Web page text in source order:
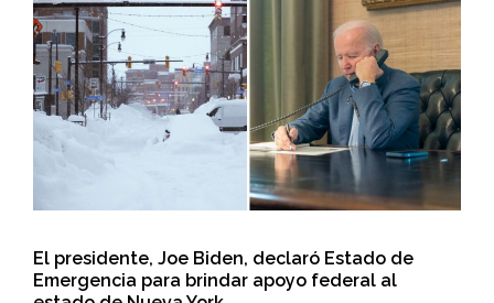
El presidente, Joe Biden, declaró Estado de
Emergencia para brindar apoyo federal al